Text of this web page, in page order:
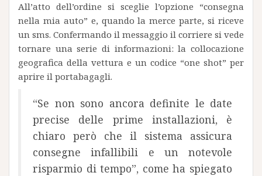
All’atto dell’ordine si sceglie l’opzione “consegna
nella mia auto” e, quando la merce parte, si riceve
un sms. Confermando il messaggio il corriere si vede
tornare una serie di informazioni: la collocazione
geografica della vettura e un codice “one shot” per
aprire il portabagagli.
“Se non sono ancora definite le date
precise delle prime installazioni, è
chiaro però che il sistema assicura
consegne infallibili e un notevole
risparmio di tempo”, come ha spiegato